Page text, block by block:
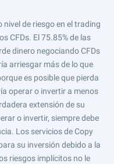
nivel de riesgo en el trading
CFDs. El 75.85% de las
dinero negociando CFDs
arriesgar más de lo que
es posible que pierda
operar o invertir a menos
extensión de su
o invertir, siempre debe
Los servicios de Copy
su inversión debido a la
riesgos implícitos no le